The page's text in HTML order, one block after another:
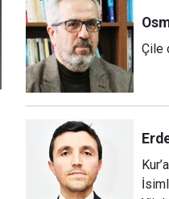
Çile